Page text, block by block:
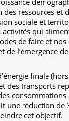
des ressources et
sociale et
activités qui
de faire et
de l’émergence
finale
des transports
une réduction
cet objectif.